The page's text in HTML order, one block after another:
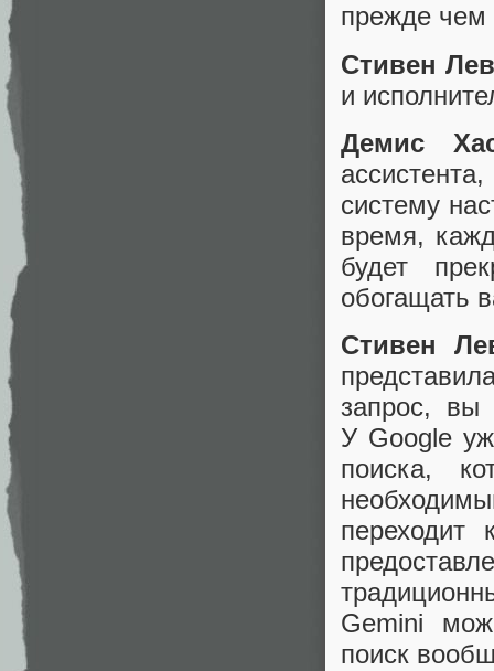
прежде чем
Стивен
и
Демис
систему
время,
будет
обогащать
Стивен
запрос, вы
У Google
поиска,
переходит
Gemini
поиск